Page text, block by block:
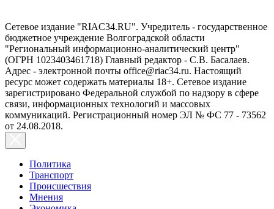
Сетевое издание "RIAC34.RU". Учредитель - государственное
бюджетное учреждение Волгоградской области
"Региональный информационно-аналитический центр"
(ОГРН 1023403461718) Главный редактор - С.В. Басалаев.
Адрес - электронной почты office@riac34.ru. Настоящий
ресурс может содержать материалы 18+. Сетевое издание
зарегистрировано Федеральной службой по надзору в сфере
связи, информационных технологий и массовых
коммуникаций. Регистрационный номер ЭЛ № ФС 77 - 73562
от 24.08.2018.
Политика
Транспорт
Происшествия
Мнения